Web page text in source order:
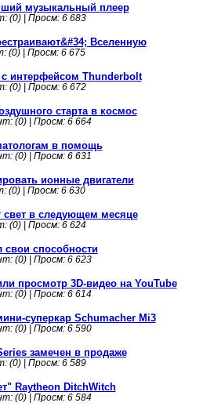
музыкальный плеер
(0) | Просм: 6 683
Вселенную
(0) | Просм: 6 675
интерфейсом Thunderbolt
(0) | Просм: 6 672
старта в космос
(0) | Просм: 6 664
в помощь
(0) | Просм: 6 631
ионные двигатели
(0) | Просм: 6 630
свет в следующем месяце
(0) | Просм: 6 624
свои способности
(0) | Просм: 6 623
просмотр 3D-видео на YouTube
(0) | Просм: 6 614
суперкар Schumacher Mi3
(0) | Просм: 6 590
замечен в продаже
(0) | Просм: 6 589
Raytheon DitchWitch
(0) | Просм: 6 584